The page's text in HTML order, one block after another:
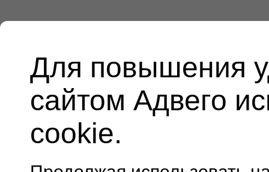
Для повышения
сайтом Адвего
cookie.